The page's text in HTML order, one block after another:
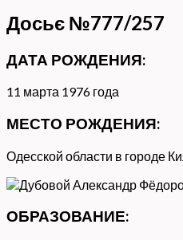
Досьє №777/257
ДАТА РОЖДЕНИЯ:
11 марта 1976 года
МЕСТО РОЖДЕНИЯ:
Одесской области в городе
ОБРАЗОВАНИЕ: